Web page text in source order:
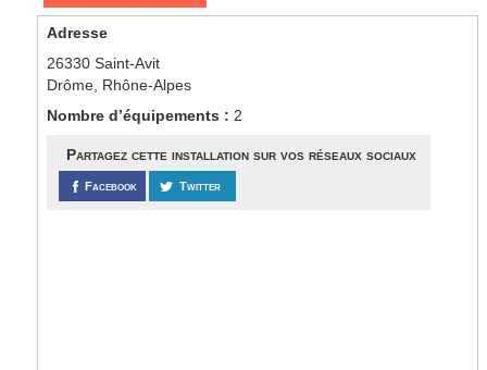
Adresse
26330 Saint-Avit
Drôme, Rhône-Alpes
Nombre d’équipements : 2
Partagez cette installation sur vos réseaux sociaux
Facebook Twitter